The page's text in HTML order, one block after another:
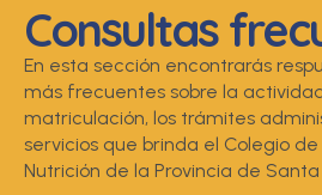
Consultas
En esta sección encontrarás
más frecuentes sobre la
matriculación, los trámites
servicios que brinda el Colegio
Nutrición de la Provincia de Santa